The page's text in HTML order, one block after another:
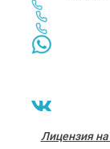
Лицензия